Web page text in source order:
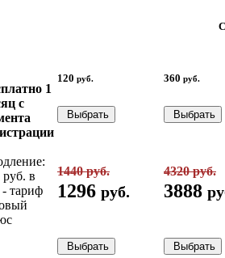
1
с
руб. в
- тариф
120 руб. 360 руб.
Выбрать Выбрать
1440 руб.
1296 руб.
4320 руб.
3888
Выбрать Выбрать